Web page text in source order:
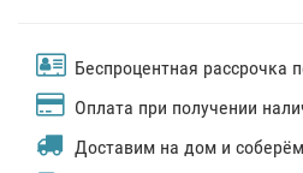
Беспроцентная рассрочка
Оплата при получении
Доставим на дом и соберём